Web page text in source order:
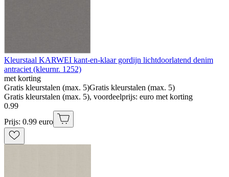
Kleurstaal KARWEI kant-en-klaar gordijn lichtdoorlatend denim
antraciet (kleurnr. 1252)
met korting
Gratis kleurstalen (max. 5)Gratis kleurstalen (max. 5)
Gratis kleurstalen (max. 5), voordeelprijs: euro met korting
0.99
Prijs: 0.99 euro